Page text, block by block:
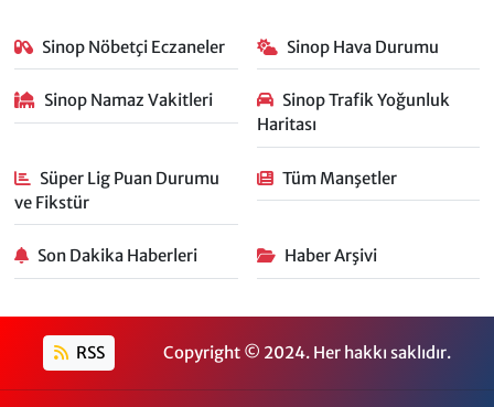
Sinop Nöbetçi Eczaneler Sinop Hava Durumu
Sinop Namaz Vakitleri
Sinop Trafik Yoğunluk
Haritası
Süper Lig Puan Durumu
ve Fikstür
Tüm Manşetler
Son Dakika Haberleri Haber Arşivi
RSS Copyright © 2024. Her hakkı saklıdır.